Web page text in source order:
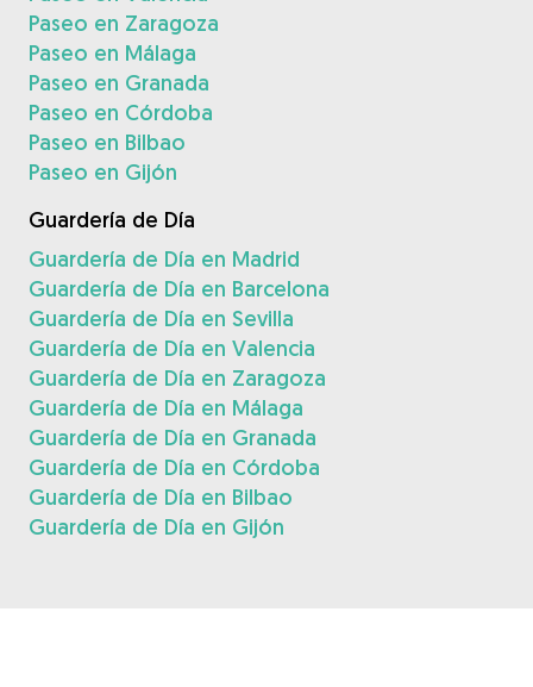
Paseo en Zaragoza
Paseo en Málaga
Paseo en Granada
Paseo en Córdoba
Paseo en Bilbao
Paseo en Gijón
Guardería de Día
Guardería de Día en Madrid
Guardería de Día en Barcelona
Guardería de Día en Sevilla
Guardería de Día en Valencia
Guardería de Día en Zaragoza
Guardería de Día en Málaga
Guardería de Día en Granada
Guardería de Día en Córdoba
Guardería de Día en Bilbao
Guardería de Día en Gijón